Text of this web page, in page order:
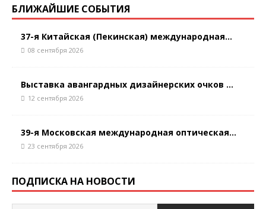
БЛИЖАЙШИЕ СОБЫТИЯ
37-я Китайская (Пекинская) международная...
08 сентября 2026
Выставка авангардных дизайнерских очков ...
12 сентября 2026
39-я Московская международная оптическая...
23 сентября 2026
ПОДПИСКА НА НОВОСТИ